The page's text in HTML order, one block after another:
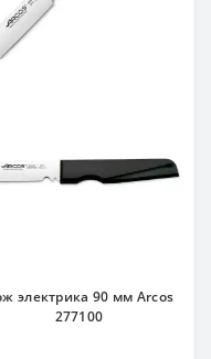
электрика 90 мм Arcos
277100